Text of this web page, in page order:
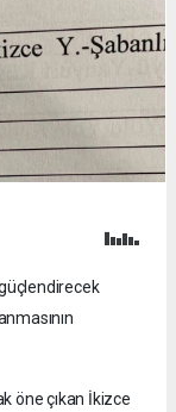
güçlendirecek
öne çıkan İkizce